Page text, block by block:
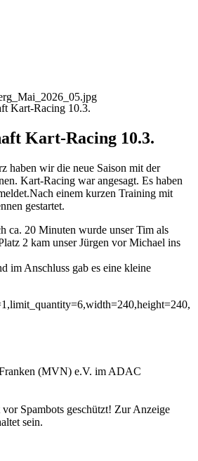
Kart-Racing 10.3.
haben wir die neue Saison mit der
Kart-Racing war angesagt. Es haben
einem kurzen Training mit
gestartet.
ca. 20 Minuten wurde unser Tim als
2 kam unser Jürgen vor Michael ins
im Anschluss gab es eine kleine
(MVN) e.V. im ADAC
Spambots geschützt! Zur Anzeige
sein.